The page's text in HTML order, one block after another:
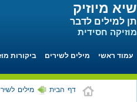
שיא מיוזיק
תן למילים לדבר
מוזיקה חסידית
עמוד ראשי מילים לשירים ביקורות
דף הבית מילים